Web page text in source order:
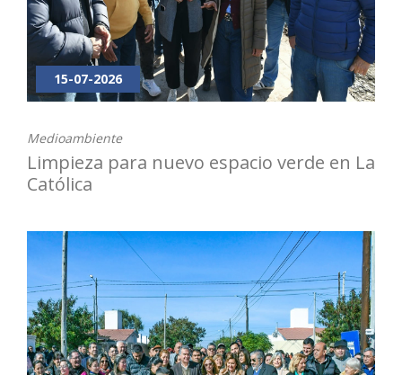
15-07-2026
Medioambiente
Limpieza para nuevo espacio verde en La
Católica